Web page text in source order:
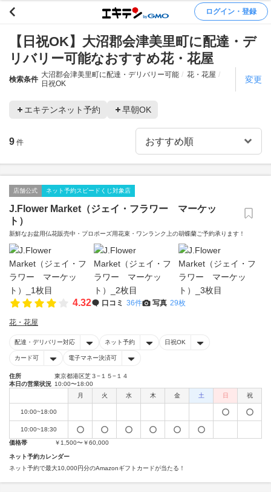
ログイン・登録
【日祝OK】大沼郡会津美里町に配達・デ
リバリー可能なおすすめ花・花屋
検索条件
大沼郡会津美里町に配達・デリバリー可能
花・花屋
日祝OK
変更
エキテンネット予約 早朝OK
9 件
店舗公式 ネット予約スピードくじ対象店
J.Flower Market（ジェイ・フラワー マーケッ
ト）
新鮮なお盆用仏花販売中・プロポーズ用花束・ワンランク上の胡蝶蘭ご予約承ります！
4.32 口コミ 36件 写真 29枚
花・花屋
配達・デリバリー対応 ネット予約 日祝OK
カード可 電子マネー決済可
住所
東京都港区芝３−１５−１４
本日の営業状況 10:00〜18:00
月
火 水 木 金 土 日 祝
10:00~18:00
10:00~18:30
価格帯
￥1,500〜￥60,000
ネット予約カレンダー
ネット予約で最大10,000円分のAmazonギフトカードが当たる！